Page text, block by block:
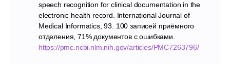
speech recognition for clinical documentation in the
electronic health record. International Journal of
Medical Informatics, 93. 100 записей приёмного
отделения, 71% документов с ошибками.
https://pmc.ncbi.nlm.nih.gov/articles/PMC7263796/
Я даю согласие на получение аналитики, кейсов, новостей
и рекламы от Imot.io
Начать бесплатно